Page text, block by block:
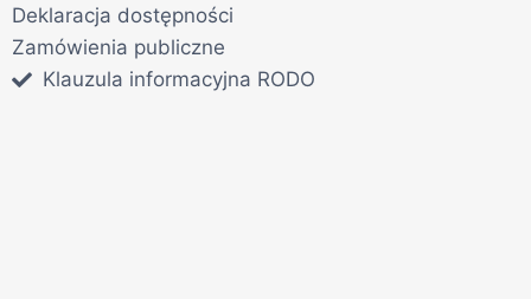
Deklaracja dostępności
Zamówienia publiczne
Klauzula informacyjna RODO